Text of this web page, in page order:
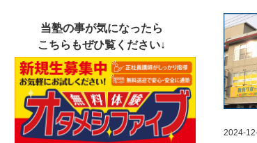
2024-
当塾の事が気になったら
こちらもぜひ覧ください↓